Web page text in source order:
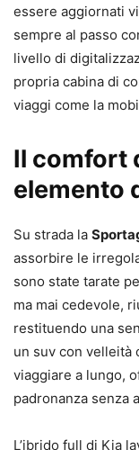
essere aggiornati
sempre al passo
livello di
propria cabina di
viaggi come la
Il comfort
elemento
Su strada la
assorbire le
sono state tarate
ma mai cedevole,
restituendo una
un suv con velleità
viaggiare a lungo,
padronanza senza
L’ibrido full di Kia